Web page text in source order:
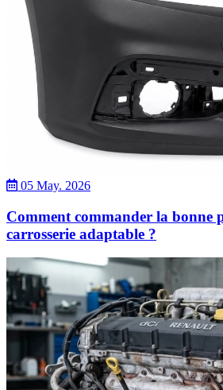
05 May. 2026
Comment commander la bonne
carrosserie adaptable ?